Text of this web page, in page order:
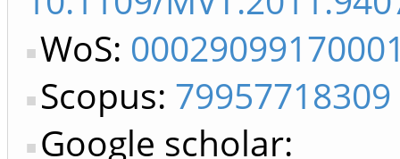
WoS:
Scopus: 79957718309
Google scholar: